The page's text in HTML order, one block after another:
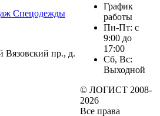
Вязовский пр., д.
График
работы
Пн-Пт: с
9:00 до
17:00
Сб, Вс:
Выходной
© ЛОГИСТ 2008-
2026
Все права